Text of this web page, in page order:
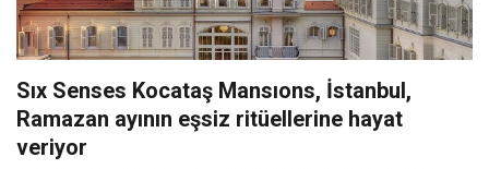
Sıx Senses Kocataş Mansıons, İstanbul,
Ramazan ayının eşsiz ritüellerine hayat
veriyor